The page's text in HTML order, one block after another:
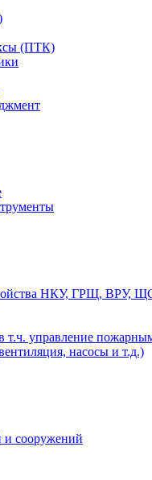
(ПТК)
НКУ, ГРЩ, ВРУ,
управление
насосы и т.д.)
и сооружений